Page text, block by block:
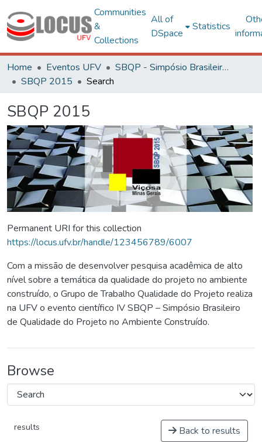
Communities
&
Collections
All of
DSpace
Statistics
Home Eventos UFV
SBQP - Simpósio Brasileiro de Qualidade do Projeto no Ambiente Construído
SBQP 2015
Search
SBQP 2015
Permanent URI for this collection
https://locus.ufv.br/handle/123456789/6007
Com a missão de desenvolver pesquisa acadêmica de alto
nível sobre a temática da qualidade do projeto no ambiente
construído, o Grupo de Trabalho Qualidade do Projeto realiza
na UFV o evento científico IV SBQP – Simpósio Brasileiro
de Qualidade do Projeto no Ambiente Construído.
Browse
results Back to results